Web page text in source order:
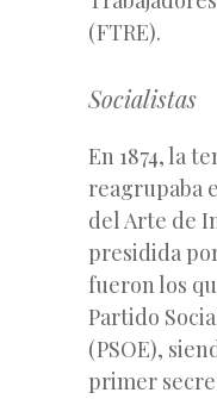
(FTRE).
Socialistas
En 1874, la
reagrupaba
del Arte de
presidida
fueron los
Partido
(PSOE),
primer